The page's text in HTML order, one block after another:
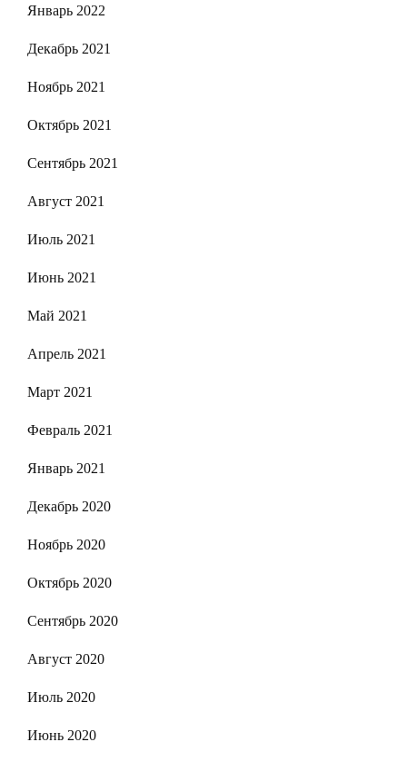
Январь 2022
Декабрь 2021
Ноябрь 2021
Октябрь 2021
Сентябрь 2021
Август 2021
Июль 2021
Июнь 2021
Май 2021
Апрель 2021
Март 2021
Февраль 2021
Январь 2021
Декабрь 2020
Ноябрь 2020
Октябрь 2020
Сентябрь 2020
Август 2020
Июль 2020
Июнь 2020